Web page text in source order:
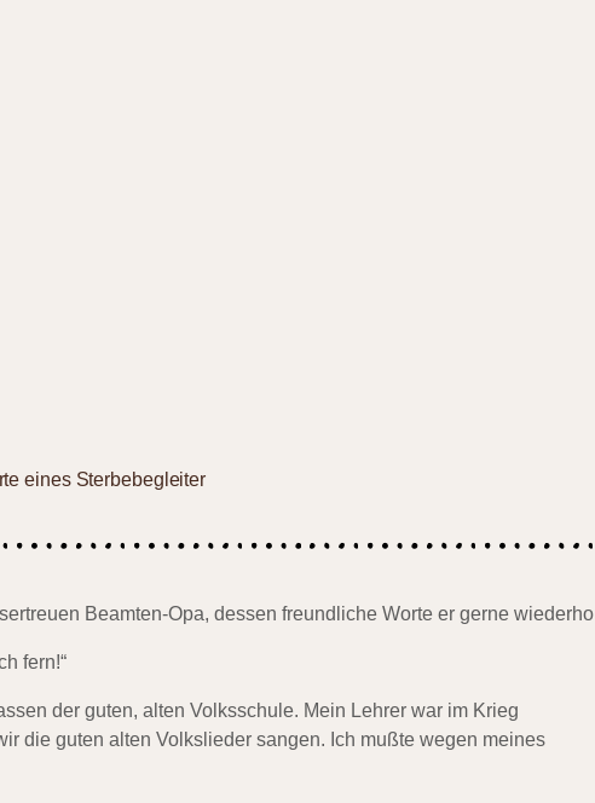
eines Sterbebegleiter
Beamten-Opa, dessen freundliche Worte er gerne
fern!“
der guten, alten Volksschule. Mein Lehrer war im Krieg
die guten alten Volkslieder sangen. Ich mußte wegen meines